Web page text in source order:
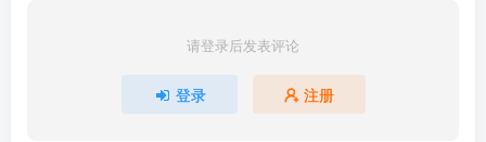
请登录后发表评论
登录 注册